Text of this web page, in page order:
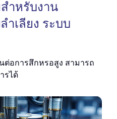
ำหรับงาน
ำเลียง ระบบ
อการสึกหรอสูง สามารถ
รได้